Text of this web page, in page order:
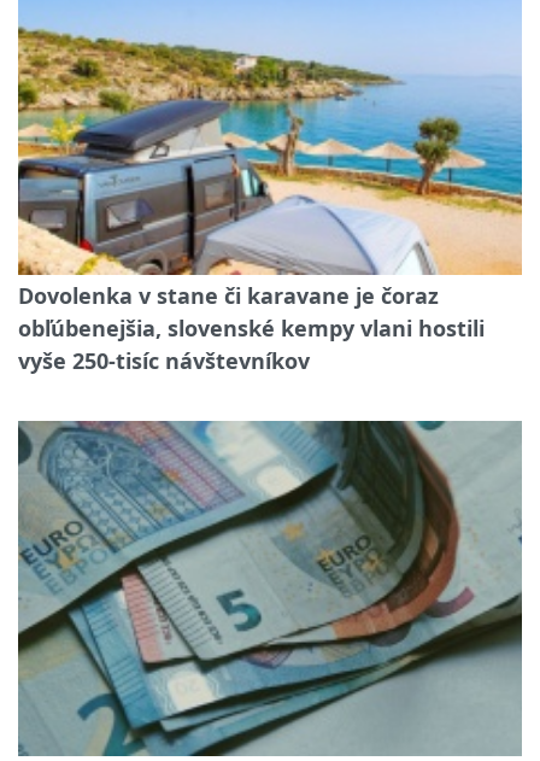
Dovolenka v stane či karavane je čoraz
obľúbenejšia, slovenské kempy vlani hostili
vyše 250-tisíc návštevníkov